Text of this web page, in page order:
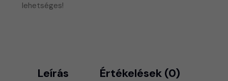
lehetséges!
Leírás Értékelések (0)